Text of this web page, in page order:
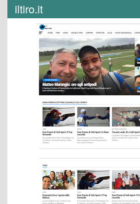
iltiro.it